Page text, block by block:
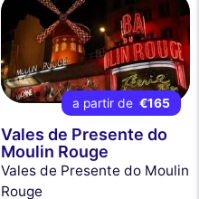
a partir de €165
Vales de Presente do
Moulin Rouge
Vales de Presente do Moulin
Rouge